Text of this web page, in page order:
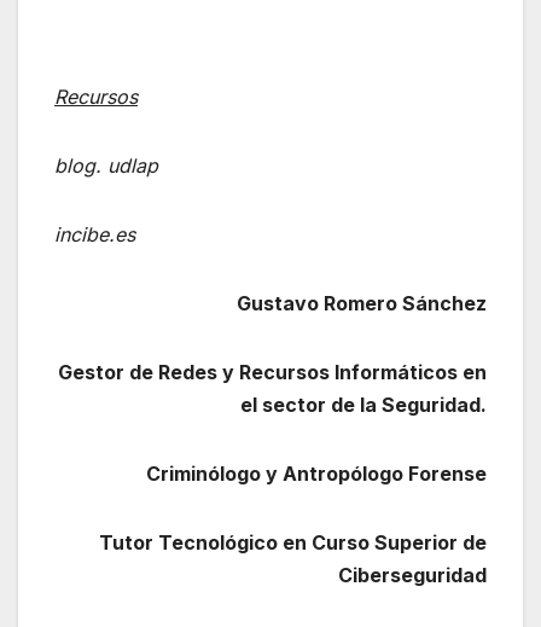
Recursos
blog. udlap
incibe.es
Gustavo Romero Sánchez
Gestor de Redes y Recursos Informáticos en
el sector de la Seguridad.
Criminólogo y Antropólogo Forense
Tutor Tecnológico en Curso Superior de
Ciberseguridad